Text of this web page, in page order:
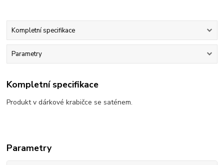
Kompletní specifikace
Parametry
Kompletní specifikace
Produkt v dárkové krabičce se saténem.
Parametry